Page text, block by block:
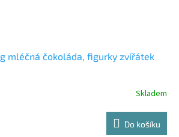
mléčná čokoláda, figurky zvířátek
Skladem
Do košíku